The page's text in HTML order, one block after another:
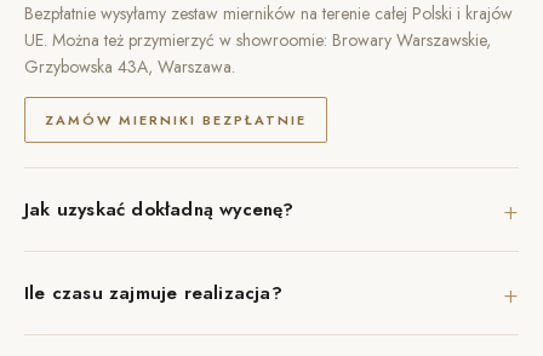
Bezpłatnie wysyłamy zestaw mierników na terenie całej Polski i krajów
UE. Można też przymierzyć w showroomie: Browary Warszawskie,
Grzybowska 43A, Warszawa.
ZAMÓW MIERNIKI BEZPŁATNIE
Jak uzyskać dokładną wycenę? +
Ile czasu zajmuje realizacja? +